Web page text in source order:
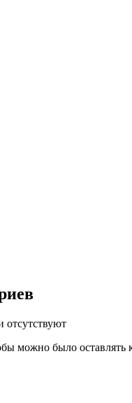
отсутствуют
можно было оставлять